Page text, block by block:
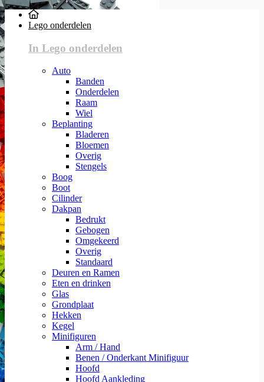
Lego onderdelen
In Lego onderdelen
Auto
Banden
Onderdelen
Raam
Wiel
Beplanting
Bladeren
Bloemen
Overig
Stengels
Boog
Boot
Cilinder
Dakpan
Bedrukt
Gebogen
Omgekeerd
Overig
Standaard
Deuren en Ramen
Eten en drinken
Glas
Grondplaat
Hekken
Kegel
Minifiguren
Arm / Hand
Benen / Onderkant Minifiguur
Hoofd
Hoofd Aankleding